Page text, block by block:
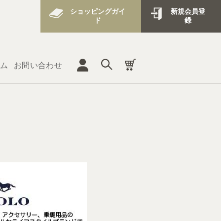
ショッピングガイ
ド
新規会員登
録
お問い合わせ